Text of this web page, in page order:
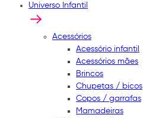
Universo Infantil
Acessórios
Acessório infantil
Acessórios mães
Brincos
Chupetas / bicos
Copos / garrafas
Mamadeiras